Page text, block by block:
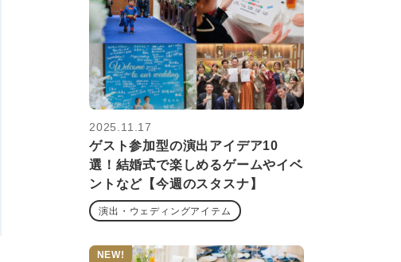
2025.11.17
ゲスト参加型の演出アイデア10
選！結婚式で楽しめるゲームやイベ
ントなど【今週のスタスナ】
演出・ウェディングアイテム
NEW!